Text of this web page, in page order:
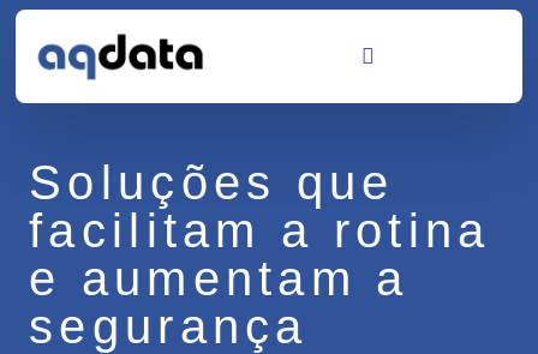
Soluções que
facilitam a rotina
e aumentam a
segurança